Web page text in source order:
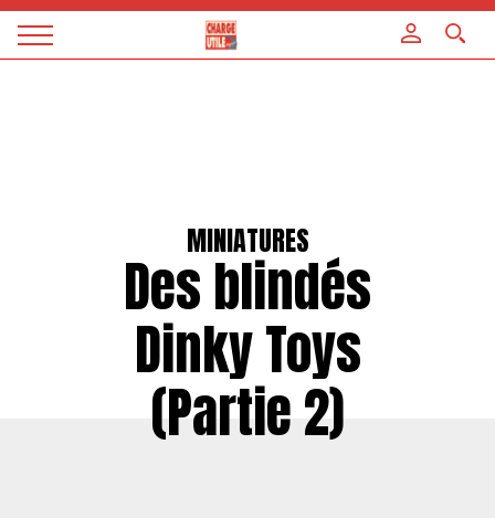
Magazine
MINIATURES
Des blindés
Dinky Toys
(Partie 2)
Panneau de gestion des cookies